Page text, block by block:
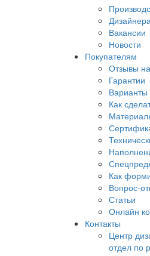
Вакансии
Новости
Покупателям
Отзывы
Гарантии
Варианты
Как
Как
Вопрос-
Статьи
Онлайн
Контакты
Центр
отдел по